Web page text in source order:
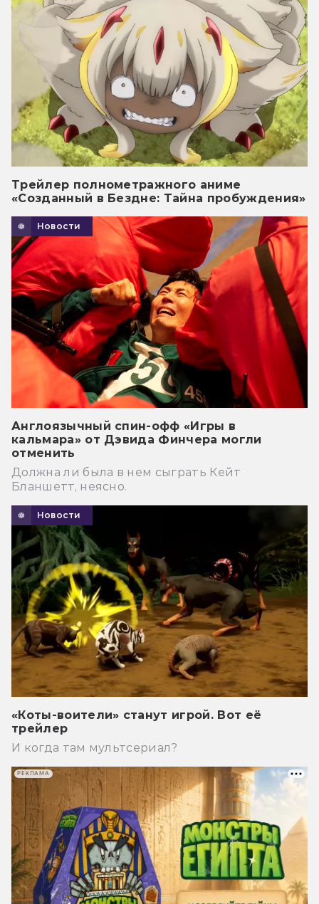
Трейлер полнометражного аниме
«Созданный в Бездне: Тайна пробуждения»
Новости
Англоязычный спин-офф «Игры в
кальмара» от Дэвида Финчера могли
отменить
Должна ли была в нем сыграть Кейт
Бланшетт, неясно.
Новости
«Коты-воители» станут игрой. Вот её
трейлер
И когда там мультсериал?
РЕКЛАМА